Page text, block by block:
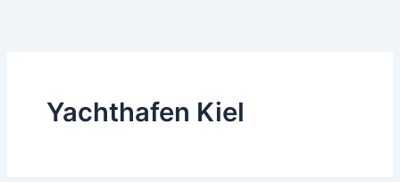
Yachthafen Kiel